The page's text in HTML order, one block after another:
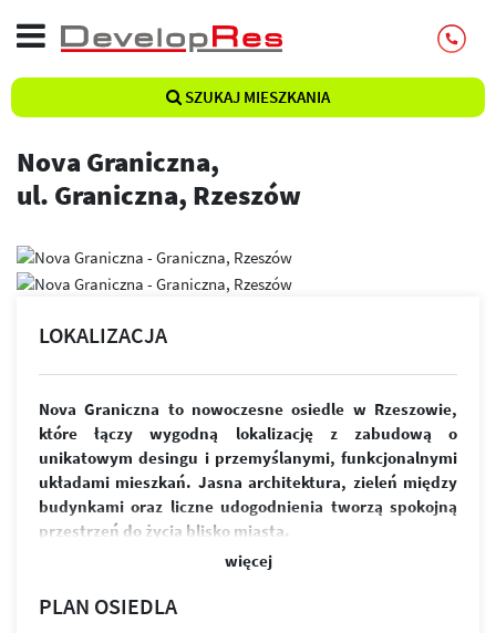
SZUKAJ MIESZKANIA
Nova Graniczna,
ul. Graniczna, Rzeszów
LOKALIZACJA
Nova Graniczna to nowoczesne osiedle w Rzeszowie,
które łączy wygodną lokalizację z zabudową o
unikatowym desingu i przemyślanymi, funkcjonalnymi
układami mieszkań. Jasna architektura, zieleń między
budynkami oraz liczne udogodnienia tworzą spokojną
przestrzeń do życia blisko miasta.
W skład osiedla wchodzi sześć budynków i ponad 370
funkcjonalnych mieszkań. Przemyślane układy
zapewniają jasne, ustawne wnętrza oraz możliwość ich
więcej
PLAN OSIEDLA